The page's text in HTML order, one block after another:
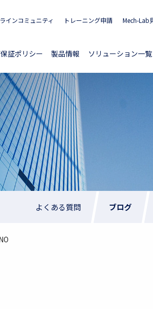
インコミュニティ トレーニング申請 Mech-Lab
証ポリシー 製品情報 ソリューション一覧
よくある質問 ブログ